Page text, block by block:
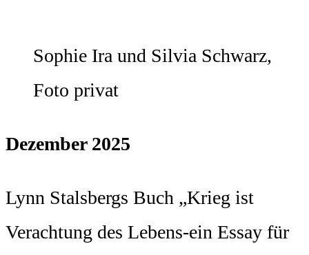
Sophie Ira und Silvia Schwarz,
Foto privat
Dezember 2025
Lynn Stalsbergs Buch „Krieg ist
Verachtung des Lebens-ein Essay für